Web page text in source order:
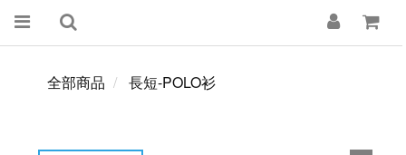
全部商品 長短-POLO衫